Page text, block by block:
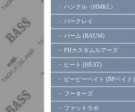
・ ハンクル（HMKL）
・ バークレイ
・ バーム (BAUM)
・ PHカスタムルアーズ
・ ヒート (HEAT)
・ ビーピーベイト (BPベイト)
・ フーターズ
・ ファットラボ